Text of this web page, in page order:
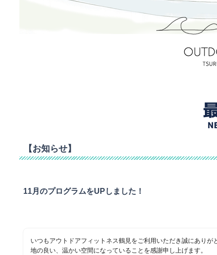
【お知らせ】
11月のプログラムをUPしました！
いつもアウトドアフィットネス鶴見をご利用いただき誠にあり
地の良い、温かい空間になっていることを感謝申し上げます。